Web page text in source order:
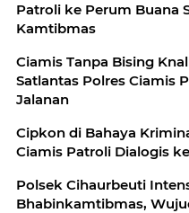
Patroli ke Perum Buana
Kamtibmas
Ciamis Tanpa Bising
Satlantas Polres Ciamis
Jalanan
Cipkon di Bahaya
Ciamis Patroli Dialogis
Polsek Cihaurbeuti
Bhabinkamtibmas,